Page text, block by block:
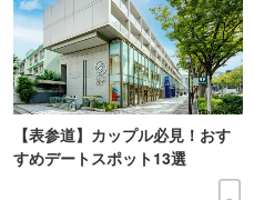
【表参道】カップル必見！おす
すめデートスポット13選